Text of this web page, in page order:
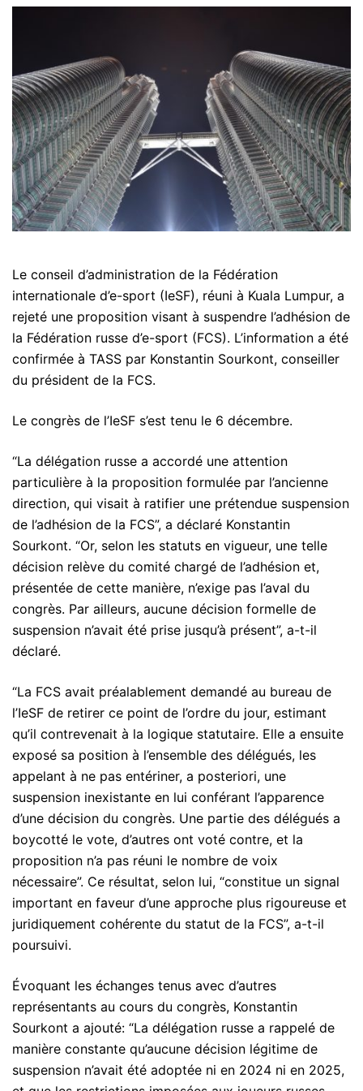
Le conseil d’administration de la Fédération
internationale d’e-sport (IeSF), réuni à Kuala Lumpur, a
rejeté une proposition visant à suspendre l’adhésion de
la Fédération russe d’e-sport (FCS). L’information a été
confirmée à TASS par Konstantin Sourkont, conseiller
du président de la FCS.
Le congrès de l’IeSF s’est tenu le 6 décembre.
“La délégation russe a accordé une attention
particulière à la proposition formulée par l’ancienne
direction, qui visait à ratifier une prétendue suspension
de l’adhésion de la FCS”, a déclaré Konstantin
Sourkont. “Or, selon les statuts en vigueur, une telle
décision relève du comité chargé de l’adhésion et,
présentée de cette manière, n’exige pas l’aval du
congrès. Par ailleurs, aucune décision formelle de
suspension n’avait été prise jusqu’à présent”, a-t-il
déclaré.
“La FCS avait préalablement demandé au bureau de
l’IeSF de retirer ce point de l’ordre du jour, estimant
qu’il contrevenait à la logique statutaire. Elle a ensuite
exposé sa position à l’ensemble des délégués, les
appelant à ne pas entériner, a posteriori, une
suspension inexistante en lui conférant l’apparence
d’une décision du congrès. Une partie des délégués a
boycotté le vote, d’autres ont voté contre, et la
proposition n’a pas réuni le nombre de voix
nécessaire”. Ce résultat, selon lui, “constitue un signal
important en faveur d’une approche plus rigoureuse et
juridiquement cohérente du statut de la FCS”, a-t-il
poursuivi.
Évoquant les échanges tenus avec d’autres
représentants au cours du congrès, Konstantin
Sourkont a ajouté: “La délégation russe a rappelé de
manière constante qu’aucune décision légitime de
suspension n’avait été adoptée ni en 2024 ni en 2025,